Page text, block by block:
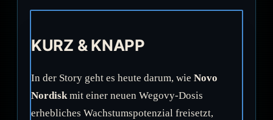
KURZ & KNAPP
In der Story geht es heute darum, wie Novo
Nordiskmit einer neuen Wegovy-Dosis
erhebliches Wachstumspotenzial freisetzt,